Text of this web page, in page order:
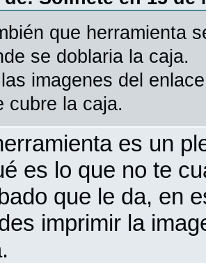
que herramienta
se doblaria la caja.
imagenes del
cubre la caja.
es un
es lo que no te
que le da, en
imprimir la